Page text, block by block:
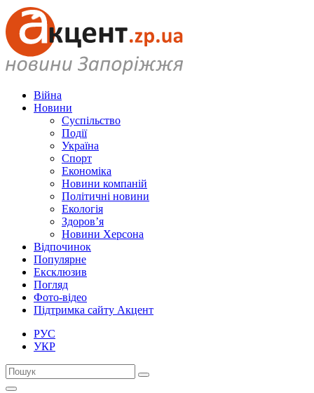
Війна
Новини
Суспільство
Події
Україна
Спорт
Економіка
Новини компаній
Політичні новини
Екологія
Здоров’я
Новини Херсона
Відпочинок
Популярне
Ексклюзив
Погляд
Фото-відео
Підтримка сайту Акцент
РУС
УКР